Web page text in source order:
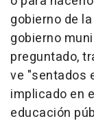
gobierno de
gobierno
preguntado,
ve "sentados
implicado en
educación